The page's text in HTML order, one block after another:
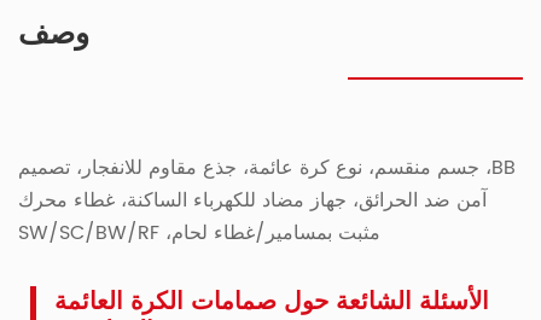
وصف
BB، جسم منقسم، نوع كرة عائمة، جذع مقاوم للانفجار، تصميم
آمن ضد الحرائق، جهاز مضاد للكهرباء الساكنة، غطاء محرك
مثبت بمسامير/غطاء لحام، SW/SC/BW/RF
الأسئلة الشائعة حول صمامات الكرة العائمة